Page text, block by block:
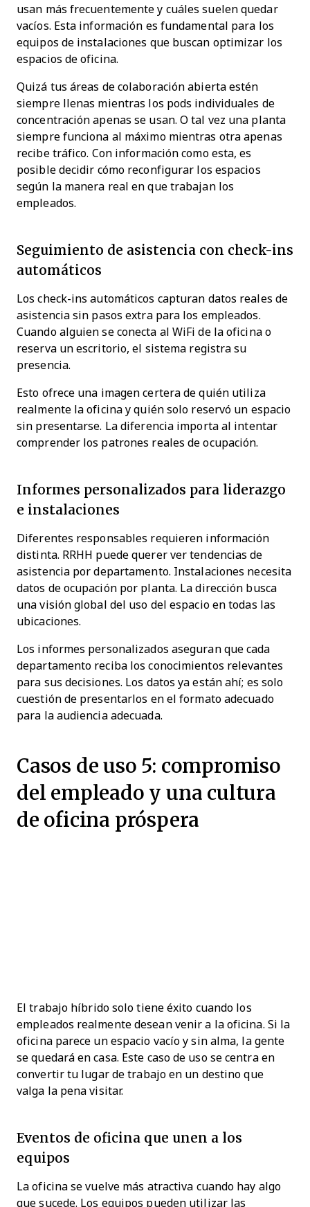
usan más frecuentemente y cuáles suelen quedar
vacíos. Esta información es fundamental para los
equipos de instalaciones que buscan optimizar los
espacios de oficina.
Quizá tus áreas de colaboración abierta estén
siempre llenas mientras los pods individuales de
concentración apenas se usan. O tal vez una planta
siempre funciona al máximo mientras otra apenas
recibe tráfico. Con información como esta, es
posible decidir cómo reconfigurar los espacios
según la manera real en que trabajan los
empleados.
Seguimiento de asistencia con check-ins
automáticos
Los check-ins automáticos capturan datos reales de
asistencia sin pasos extra para los empleados.
Cuando alguien se conecta al WiFi de la oficina o
reserva un escritorio, el sistema registra su
presencia.
Esto ofrece una imagen certera de quién utiliza
realmente la oficina y quién solo reservó un espacio
sin presentarse. La diferencia importa al intentar
comprender los patrones reales de ocupación.
Informes personalizados para liderazgo
e instalaciones
Diferentes responsables requieren información
distinta. RRHH puede querer ver tendencias de
asistencia por departamento. Instalaciones necesita
datos de ocupación por planta. La dirección busca
una visión global del uso del espacio en todas las
ubicaciones.
Los informes personalizados aseguran que cada
departamento reciba los conocimientos relevantes
para sus decisiones. Los datos ya están ahí; es solo
cuestión de presentarlos en el formato adecuado
para la audiencia adecuada.
Casos de uso 5: compromiso
del empleado y una cultura
de oficina próspera
El trabajo híbrido solo tiene éxito cuando los
empleados realmente desean venir a la oficina. Si la
oficina parece un espacio vacío y sin alma, la gente
se quedará en casa. Este caso de uso se centra en
convertir tu lugar de trabajo en un destino que
valga la pena visitar.
Eventos de oficina que unen a los
equipos
La oficina se vuelve más atractiva cuando hay algo
que sucede. Los equipos pueden utilizar las